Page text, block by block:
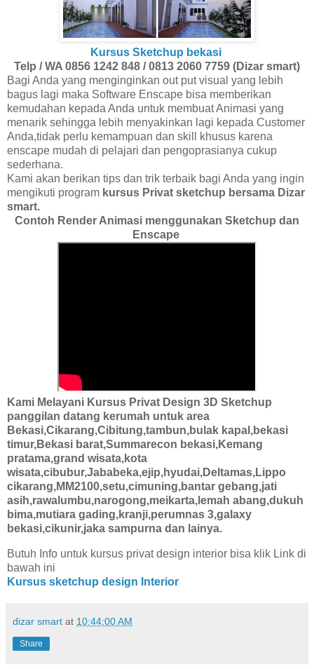
Kursus Sketchup bekasi
Telp / WA 0856 1242 848 / 0813 2060 7759 (Dizar smart)
Bagi Anda yang menginginkan out put visual yang lebih
bagus lagi maka Software Enscape bisa memberikan
kemudahan kepada Anda untuk membuat Animasi yang
menarik sehingga lebih menyakinkan lagi kepada Customer
Anda,tidak perlu kemampuan dan skill khusus karena
enscape mudah di pelajari dan pengoprasianya cukup
sederhana.
Kami akan berikan tips dan trik terbaik bagi Anda yang ingin
mengikuti program kursus Privat sketchup bersama Dizar
smart.
Contoh Render Animasi menggunakan Sketchup dan
Enscape
Kami Melayani Kursus Privat Design 3D Sketchup
panggilan datang kerumah untuk area
Bekasi,Cikarang,Cibitung,tambun,bulak kapal,bekasi
timur,Bekasi barat,Summarecon bekasi,Kemang
pratama,grand wisata,kota
wisata,cibubur,Jababeka,ejip,hyudai,Deltamas,Lippo
cikarang,MM2100,setu,cimuning,bantar gebang,jati
asih,rawalumbu,narogong,meikarta,lemah abang,dukuh
bima,mutiara gading,kranji,perumnas 3,galaxy
bekasi,cikunir,jaka sampurna dan lainya.
Butuh Info untuk kursus privat design interior bisa klik Link di
bawah ini
Kursus sketchup design Interior
dizar smart at 10:44:00 AM
Share